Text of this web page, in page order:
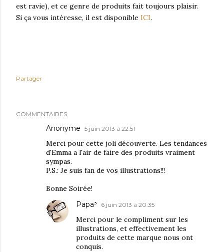
est ravie), et ce genre de produits fait toujours plaisir.
Si ça vous intéresse, il est disponible ICI.
Partager
COMMENTAIRES
Anonyme 5 juin 2013 à 22:51
Merci pour cette joli découverte. Les tendances
d'Emma a l'air de faire des produits vraiment
sympas.
P.S.: Je suis fan de vos illustrations!!!
Bonne Soirée!
Papa³ 6 juin 2013 à 20:35
Merci pour le compliment sur les
illustrations, et effectivement les
produits de cette marque nous ont
conquis.